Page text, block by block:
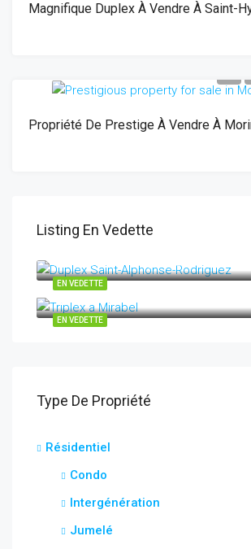
Magnifique Duplex À Vendre À Saint-
Propriété De Prestige À Vendre À
Listing En Vedette
EN VEDETTE
saint-alphonse-rodriguez, qc J0K 1W0
EN VEDETTE
Type De Propriété
Résidentiel
Condo
Intergénération
Jumelé